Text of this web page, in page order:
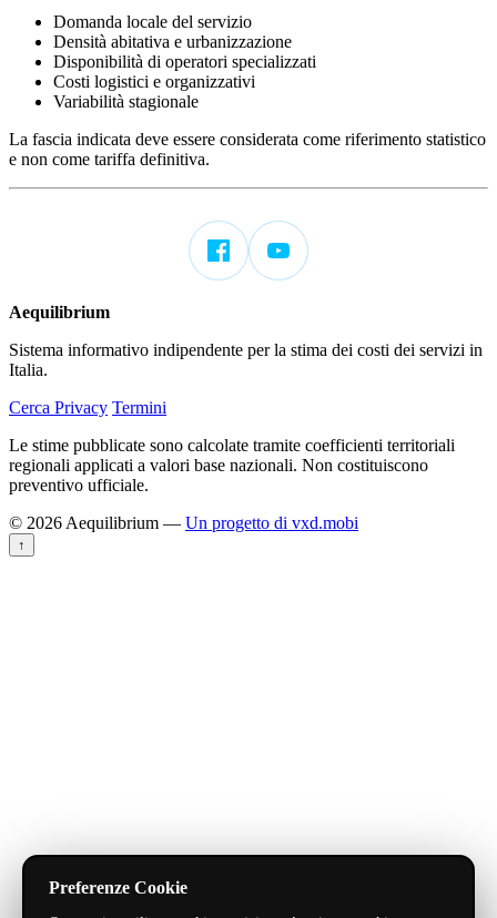
Domanda locale del servizio
Densità abitativa e urbanizzazione
Disponibilità di operatori specializzati
Costi logistici e organizzativi
Variabilità stagionale
La fascia indicata deve essere considerata come riferimento statistico
e non come tariffa definitiva.
Aequilibrium
Sistema informativo indipendente per la stima dei costi dei servizi in
Italia.
Cerca Privacy Termini
Le stime pubblicate sono calcolate tramite coefficienti territoriali
regionali applicati a valori base nazionali. Non costituiscono
preventivo ufficiale.
© 2026 Aequilibrium — Un progetto di vxd.mobi
↑
Preferenze Cookie